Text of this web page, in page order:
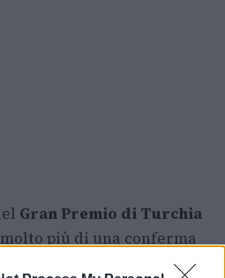
Gran Premio di Turchia
più di una conferma
di un palco storico